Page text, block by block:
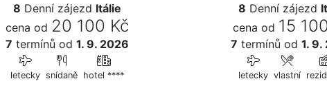
8 Denní zájezd Itálie
cena od 20 100 Kč
7 termínů od 1. 9. 2026
letecky snídaně hotel ****
8 Denní zájezd
cena od 15
7 termínů od 1. 9.
letecky vlastní